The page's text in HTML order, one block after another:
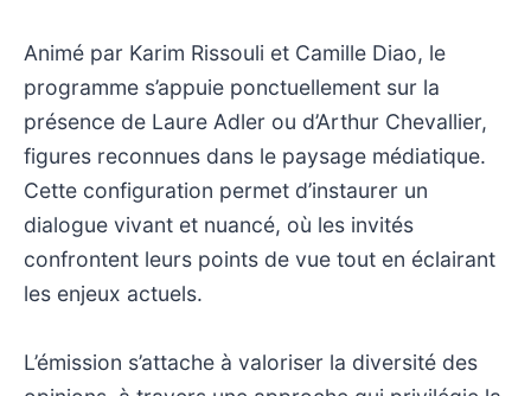
Animé par Karim Rissouli et Camille Diao, le
programme s’appuie ponctuellement sur la
présence de Laure Adler ou d’Arthur Chevallier,
figures reconnues dans le paysage médiatique.
Cette configuration permet d’instaurer un
dialogue vivant et nuancé, où les invités
confrontent leurs points de vue tout en éclairant
les enjeux actuels.
L’émission s’attache à valoriser la diversité des